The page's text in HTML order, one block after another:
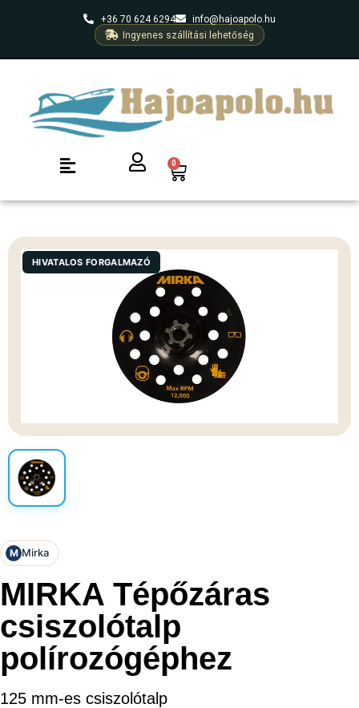
+36 70 624 6294
info@hajoapolo.hu
Ingyenes szállítási lehetőség
0
HIVATALOS FORGALMAZÓ
M Mirka
MIRKA Tépőzáras
csiszolótalp
polírozógéphez
125 mm-es csiszolótalp